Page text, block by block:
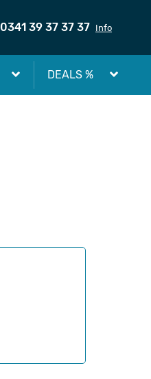
0341 39 37 37 37 Info
DEALS %